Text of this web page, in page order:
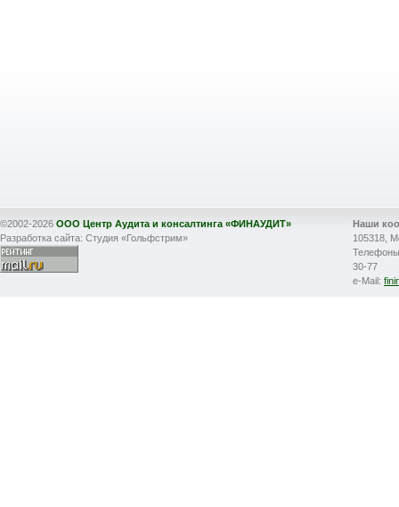
©2002-2026 ООО Центр Аудита и консалтинга «ФИНАУДИТ»
Разработка сайта: Студия «Гольфстрим»
Наши
105318,
30-77
e-Mail: